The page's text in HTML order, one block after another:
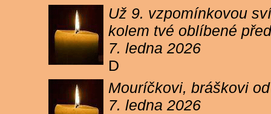
Už 9. vzpomínkovou
kolem tvé oblíbené
7. ledna 2026
D
Mouríčkovi, bráškovi
7. ledna 2026